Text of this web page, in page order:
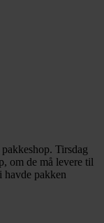
Tirsdag
om de må levere til
havde pakken